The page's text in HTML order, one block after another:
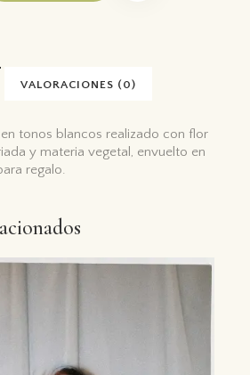
VALORACIONES (0)
tonos blancos realizado con flor
y materia vegetal, envuelto en
regalo.